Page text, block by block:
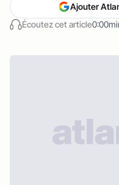
Écoutez cet article
Ajouter